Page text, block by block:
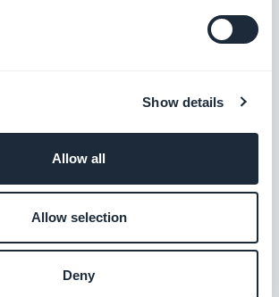
Show details
Allow all
Allow selection
Deny
SULL'AUTORE
mobile per iOS/Android.